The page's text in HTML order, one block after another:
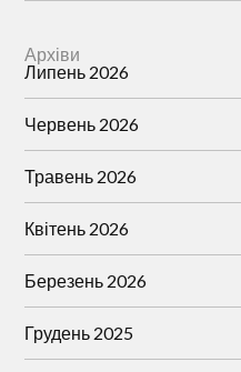
Архіви
Липень 2026
Червень 2026
Травень 2026
Квітень 2026
Березень 2026
Грудень 2025